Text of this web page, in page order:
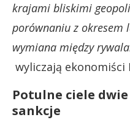
krajami bliskimi
porównaniu z okresem
wymiana między
wyliczają ekonomiści
Potulne ciele
sankcje